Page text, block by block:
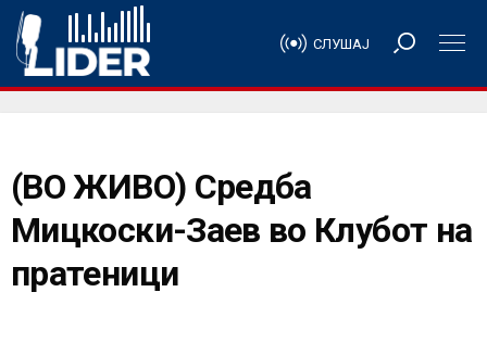
СЛУШАЈ
(ВО ЖИВО) Средба
Мицкоски-Заев во Клубот на
пратеници